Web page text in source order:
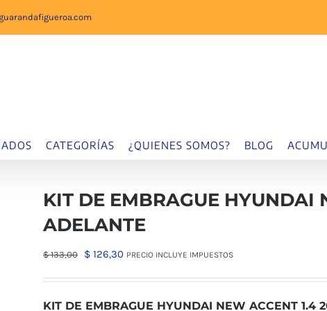
CATEGORÍAS ¿QUIENES SOMOS? BLOG
KIT DE EMBRAGUE HYUNDAI
ADELANTE
$133,00
El
$ 126,30ElPRECIO INCLUYE IMPUESTOS
KIT DE EMBRAGUE HYUNDAI NEW ACCENT 1.4